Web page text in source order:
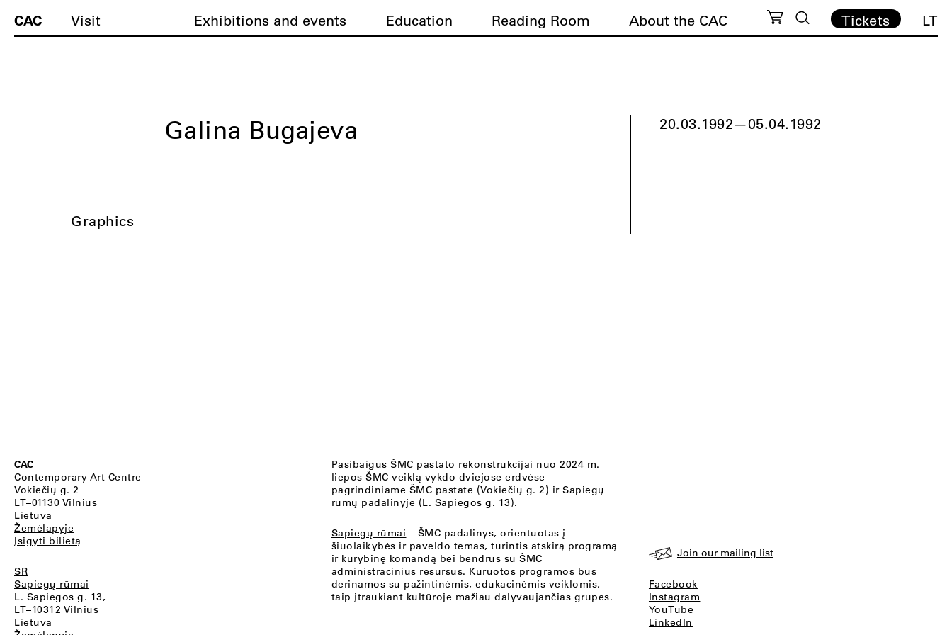
CAC Visit Exhibitions and events Education Reading Room About the CAC Tickets LT
Galina Bugajeva
Graphics
20.03.1992—05.04.1992
CAC
Contemporary Art Centre
Vokiečių g. 2
LT–01130 Vilnius
Lietuva
Žemėlapyje
Įsigyti bilietą
SR
Sapiegų rūmai
L. Sapiegos g. 13,
LT–10312 Vilnius
Lietuva
Pasibaigus ŠMC pastato rekonstrukcijai nuo 2024 m.
liepos ŠMC veiklą vykdo dviejose erdvėse –
pagrindiniame ŠMC pastate (Vokiečių g. 2) ir Sapiegų
rūmų padalinyje (L. Sapiegos g. 13).
Sapiegų rūmai – ŠMC padalinys, orientuotas į
šiuolaikybės ir paveldo temas, turintis atskirą programą
ir kūrybinę komandą bei bendrus su ŠMC
administracinius resursus. Kuruotos programos bus
derinamos su pažintinėmis, edukacinėmis veiklomis,
taip įtraukiant kultūroje mažiau dalyvaujančias grupes.
Join our mailing list
Facebook
Instagram
YouTube
LinkedIn